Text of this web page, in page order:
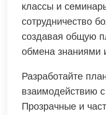
классы и
сотрудничество
создавая общую
обмена знаниями
Разработайте
взаимодействию
Прозрачные и